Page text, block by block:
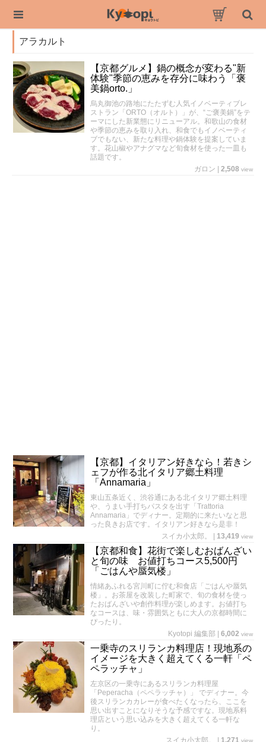
アラカルト
【京都グルメ】鍋の概念が変わる"新
体験"季節の恵みを存分に味わう「褒
美鍋orto.」
烏丸御池の路地にたたずむ人気イノベーティブレ
ストラン「ORTO（オルト）」が、“ご褒美鍋”をテ
ーマにした新業態にリニューアル。和歌山の食材
や季節の恵みを取り入れ、和食でもイノベーティ
ブでもない、新たな料理や鍋体験を提案していま
す。花山椒やアナグマなど旬食材を使った一皿も
話題です。
ガロン
2,508 view
【京都】イタリアン好きなら！若きシ
ェフが作る北イタリア郷土料理
「Annamaria」
東山五条近く、渋谷通にある北イタリア郷土料理
や、うまい手打ちパスタを出す「Trattoria
Annamaria」でディナー。定期的に来たいなと思
った良きお店です。イタリアン好きなら是非！
スイカ小太郎。
13,419 view
【京都和食】花街で楽しむおばんざい
と旬の味 お値打ちコース5,500円
「ごはんや蜃気楼」
情緒あふれる宮川町に佇む和食店「ごはんや蜃気
楼」。お茶屋を改装した町家で、旬の食材を使っ
たおばんざいや創作料理が楽しめます。お値打ち
なコースは、味・雰囲気ともに大人の京都時間に
ぴったり。
Kyotopi 編集部
6,002 view
一乗寺のスリランカ料理店！現地系の
イメージを大きく超えてくる一軒「ペ
ペラッチャ」
左京区の一乗寺にあるスリランカ料理屋
「Peperacha（ペペラッチャ）」 でディナー。今
後スリランカカレーが食べたくなったら、ここを
思い出すことになりそうな予感ですな。現地系料
理店という思い込みを大きく超えてくる一軒な
り。
スイカ小太郎。
1,271 view